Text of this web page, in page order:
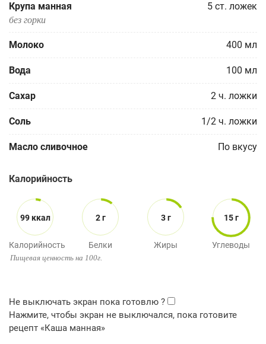
Крупа манная 5 ст. ложек
без горки
Молоко 400 мл
Вода 100 мл
Сахар 2 ч. ложки
Соль 1/2 ч. ложки
Масло сливочнoe По вкусу
Калорийность
99 ккал
Калорийность
2 г
Белки
3 г
Жиры
15 г
Углеводы
Пищевая ценность на 100г.